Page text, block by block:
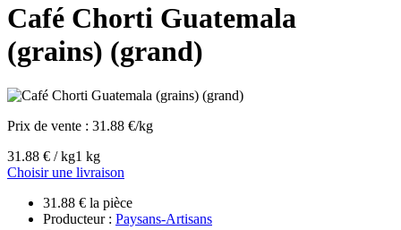
Café Chorti Guatemala
(grains) (grand)
Prix de vente : 31.88 €/kg
31.88 € / kg1 kg
Choisir une livraison
31.88 € la pièce
Producteur : Paysans-Artisans